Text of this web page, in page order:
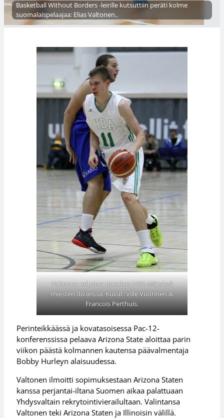
Basketball Without Borders -leirille kutsuttiin peräti kolme
suomalaispelaajaa: Elias Valtonen..
Valtonen edustaa paraikaa HBA-Märskyä
miesten divarissa. Kuvat: Ville Vuorinen &
Francois Perthuis.
Perinteikkäässä ja kovatasoisessa Pac-12-
konferenssissa pelaava Arizona State aloittaa parin
viikon päästä kolmannen kautensa päävalmentaja
Bobby Hurleyn alaisuudessa.
Valtonen ilmoitti sopimuksestaan Arizona Staten
kanssa perjantai-iltana Suomen aikaa palattuaan
Yhdysvaltain rekrytointivierailultaan. Valintansa
Valtonen teki Arizona Staten ja Illinoisin välillä.